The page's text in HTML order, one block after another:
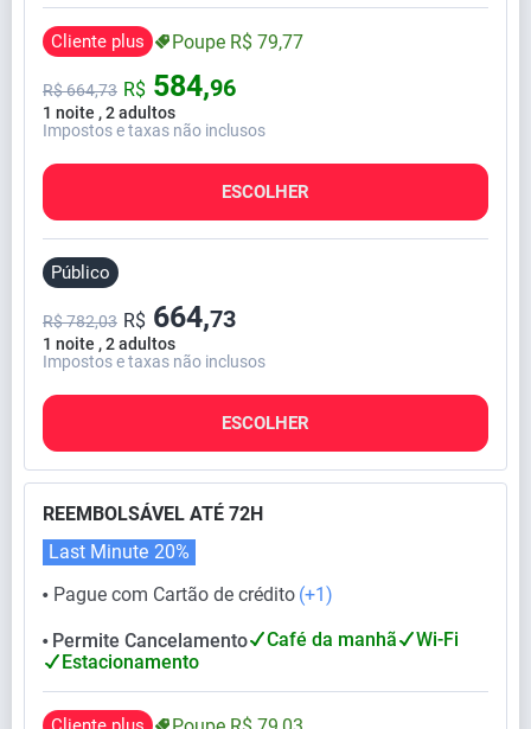
Cliente plus Poupe R$ 79,77
1 noite , 2 adultos
R$664,73 R$ 584,96
Impostos e taxas não inclusos
ESCOLHER
Público
1 noite , 2 adultos
R$ 782,03 R$ 664,73
Impostos e taxas não inclusos
ESCOLHER
REEMBOLSÁVEL ATÉ 72H
⬤ Pague com Cartão de crédito (+1)
Last Minute 20%
⬤ Permite Cancelamento Café da manhã
Wi-Fi
Estacionamento